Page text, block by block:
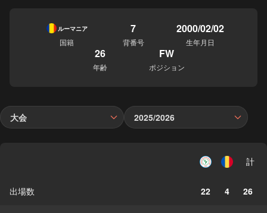
ルーマニア
国籍
7
背番号
2000/02/02
生年月日
26
年齢
FW
ポジション
大会 2025/2026
計
出場数 22 4 26